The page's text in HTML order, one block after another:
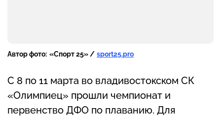
Автор фото: «Спорт 25» / sport25.pro
С 8 по 11 марта во владивостокском СК
«Олимпиец» прошли чемпионат и
первенство ДФО по плаванию. Для